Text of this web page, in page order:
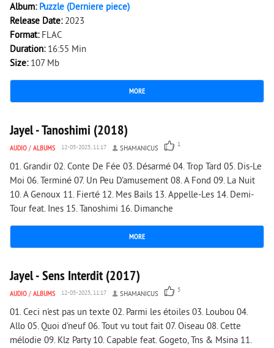
Album: Puzzle (Derniere piece)
Release Date: 2023
Format: FLAC
Duration: 16:55 Min
Size: 107 Mb
MORE
1 520 0
Jayel - Tanoshimi (2018)
AUDIO / ALBUMS 12-05-2025, 11:17 SHAMANICUS 1
01. Grandir 02. Conte De Fée 03. Désarmé 04. Trop Tard 05. Dis-Le
Moi 06. Terminé 07. Un Peu D'amusement 08. A Fond 09. La Nuit
10. A Genoux 11. Fierté 12. Mes Bails 13. Appelle-Les 14. Demi-
Tour feat. Ines 15. Tanoshimi 16. Dimanche
MORE
2 603 0
Jayel - Sens Interdit (2017)
AUDIO / ALBUMS 12-05-2025, 11:17 SHAMANICUS 5
01. Ceci n'est pas un texte 02. Parmi les étoiles 03. Loubou 04.
Allo 05. Quoi d'neuf 06. Tout vu tout fait 07. Oiseau 08. Cette
mélodie 09. Klz Party 10. Capable feat. Gogeto, Tns & Msina 11.